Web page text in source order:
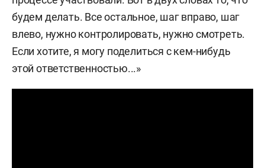
будем делать. Все остальное, шаг вправо, шаг
влево, нужно контролировать, нужно смотреть.
Если хотите, я могу поделиться с кем-нибудь
этой ответственностью...»